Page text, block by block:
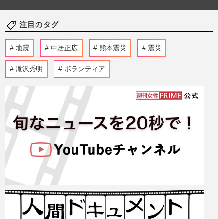
注目のタグ
地震 中居正広 熊本震災 震災
滝沢秀明 ボランティア